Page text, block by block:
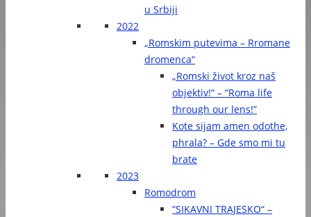
u Srbiji
2022
„Romskim putevima – Rromane
dromenca“
„Romski život kroz naš
objektiv!“ – “Roma life
through our lens!”
Kote sijam amen odothe,
phrala? – Gde smo mi tu
brate
2023
Romodrom
“SIKAVNI TRAJESKO“ –